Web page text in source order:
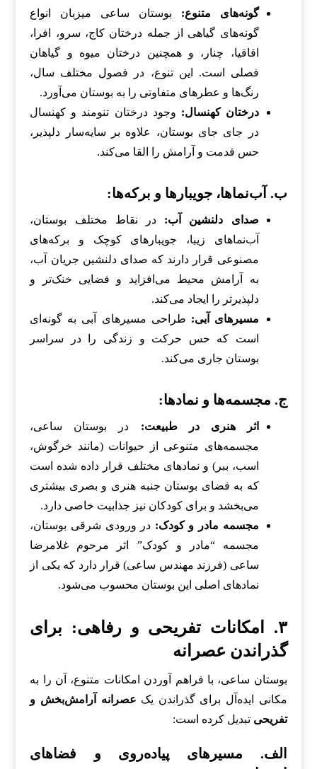
گونه‌های متنوع: بوستان ساعی میزبان انواع
گونه‌های گیاهی از جمله درختان کاج، سرو، افرا،
اقاقیا، چنار، و همچنین درختان میوه و گیاهان
فصلی است. این تنوع، در فصول مختلف سال،
رنگ‌ها و عطرهای متفاوتی را به بوستان می‌آورد.
درختان کهنسال: وجود درختان تنومند و کهنسال
در جای جای بوستان، علاوه بر سایه‌سار دلپذیر،
حس قدمت و آرامش را القا می‌کند.
ب. آب‌نماها، جویبارها و برکه‌ها:
صدای دلنشین آب: در نقاط مختلف بوستان،
آب‌نماهای زیبا، جویبارهای کوچک و برکه‌های
مصنوعی قرار دارند که صدای دلنشین جریان آب،
به آرامش محیط می‌افزاید و فضایی خنک‌تر و
دلپذیرتر را ایجاد می‌کند.
مسیرهای آبی: طراحی مسیرهای آبی به گونه‌ای
است که حس حرکت و زندگی را در سراسر
بوستان جاری می‌کند.
ج. مجسمه‌ها و نمادها:
اثر هنری در طبیعت: در بوستان ساعی،
مجسمه‌های متنوعی از حیوانات (مانند خرگوش،
اسب، ببر) و نمادهای مختلف قرار داده شده است
که به فضای بوستان جنبه هنری و بصری بیشتری
می‌بخشد و برای کودکان نیز جذابیت خاصی دارد.
مجسمه مادر و کودک: در ورودی شرقی بوستان،
مجسمه “مادر و کودک” اثر مرحوم غلامرضا
ساعی (فرزند مهندس ساعی) قرار دارد که یکی از
نمادهای اصلی این بوستان محسوب می‌شود.
۳. امکانات تفریحی و رفاهی: برای
گذراندن عصرانه
بوستان ساعی، با فراهم آوردن امکانات متنوع، آن را به
مکانی ایده‌آل برای گذراندن یک عصرانه آرامش‌بخش و
تفریحی تبدیل کرده است:
الف. مسیرهای پیاده‌روی و فضاهای